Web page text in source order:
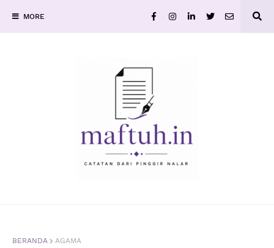
MORE
BERANDA AGAMA